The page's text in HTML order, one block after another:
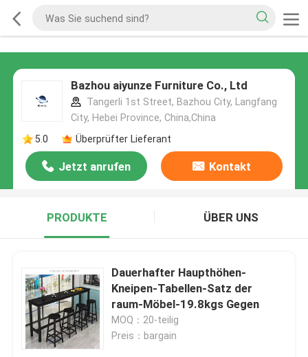
Bazhou aiyunze Furniture Co., Ltd
Tangerli 1st Street, Bazhou City, Langfang
City, Hebei Province, China,China
5.0
Überprüfter Lieferant
Jetzt anrufen Kontakt
PRODUKTE ÜBER UNS
Dauerhafter Haupthöhen-
Kneipen-Tabellen-Satz der
raum-Möbel-19.8kgs Gegen
MOQ：20-teilig
Preis：bargain